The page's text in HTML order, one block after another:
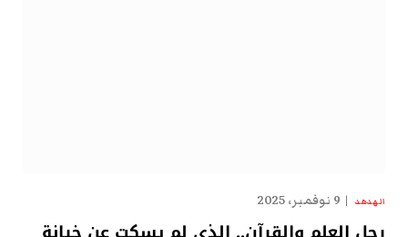
الهدهد 9 نوفمبر، 2025